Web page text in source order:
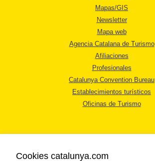
Mapas/GIS
Newsletter
Mapa web
Agencia Catalana de Turismo
Afiliaciones
Profesionales
Catalunya Convention Bureau
Establecimientos turísticos
Oficinas de Turismo
Cookies catalunya.com